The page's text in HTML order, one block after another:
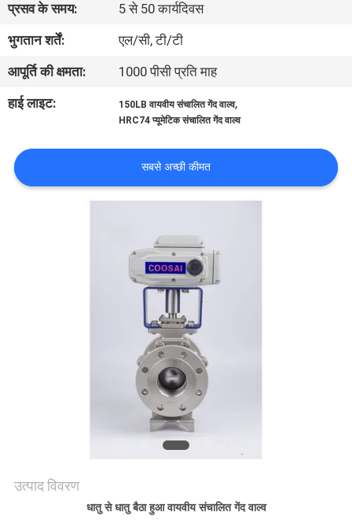
दौरा
गुणवत्ता
नियंत्रण
हमसे
संपर्क
प्रसव के समय:
5 से 50 कार्यदिवस
भुगतान शर्तें:
एल/सी, टी/टी
आपूर्ति की क्षमता:
1000 पीसी प्रति माह
हाई लाइट:
150LB वायवीय संचालित गेंद वाल्व,
HRC74 प्यूमेटिक संचालित गेंद वाल्व
सबसे अच्छी कीमत
उत्पाद विवरण
धातु से धातु बैठा हुआ वायवीय संचालित गेंद वाल्व